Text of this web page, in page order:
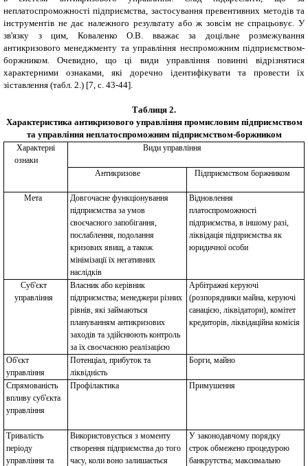
неплатоспроможності підприємства, застосування превентивних методів та
інструментів не дає належного результату або ж зовсім не спрацьовує. У
зв'язку з цим, Коваленко О.В. вважає за доцільне розмежування
антикризового менеджменту та управління неспроможним підприємством-
боржником. Очевидно, що ці види управління повинні відрізнятися
характерними ознаками, які доречно ідентифікувати та провести їх
зіставлення (табл. 2.) [7, с. 43-44].
Таблиця 2.
Характеристика антикризового управління промисловим підприємством
та управління неплатоспроможним підприємством-боржником
Характерні
ознаки
Види управління
Антикризове Підприємством боржником
Мета
Довгочасне функціонування
підприємства за умов
своєчасного запобігання,
послаблення, подолання
кризових явищ, а також
мінімізації їх негативних
наслідків
Відновлення
платоспроможності
підприємства, в іншому разі,
ліквідація підприємства як
юридичної особи
Суб'єкт
управління
Власник або керівник
підприємства; менеджери різних
рівнів, які займаються
плануванням антикризових
заходів та здійснюють контроль
за їх своєчасною реалізацією
Арбітражні керуючі
(розпорядники майна, керуючі
санацією, ліквідатори), комітет
кредиторів, ліквідаційна комісія
Об'єкт
управління
Потенціал, прибуток та
ліквідність
Борги, майно
Спрямованість
впливу суб'єкта
управління
Профілактика Примушення
Тривалість
періоду
управління та
Використовується з моменту
створення підприємства до того
часу, коли воно залишається
У законодавчому порядку
строк обмежено процедурою
банкрутства; максимально